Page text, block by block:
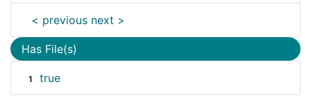
< previous next >
Has File(s)
1 true